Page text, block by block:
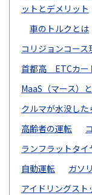
ットとデメリット
車のトルクとは
コリジョンコース
首都高 ETCカー
MaaS（マース）
クルマが水没した
高齢者の運転
ランフラットタイ
自動運転
ガソ
アイドリングスト